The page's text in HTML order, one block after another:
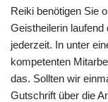
Reiki benötigen Sie
Geistheilerin laufend
jederzeit. In unter
kompetenten
das. Sollten wir
Gutschrift über die